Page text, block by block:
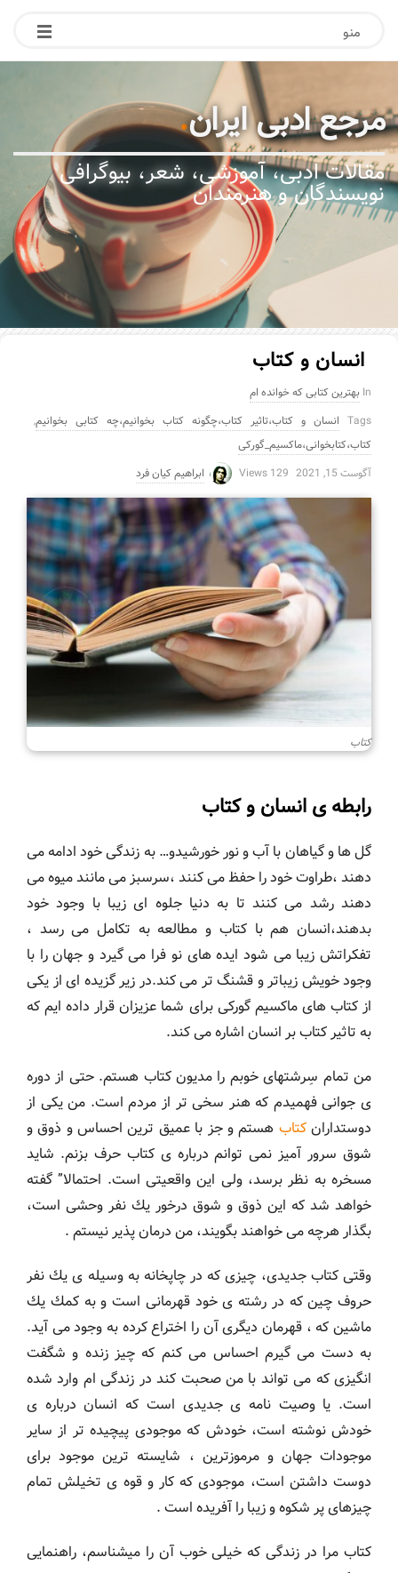
منو
مرجع ادبی ایران.
مقالات ادبی، آموزشی، شعر، بیوگرافی
نویسندگان و هنرمندان
انسان و کتاب
In بهترین کتابی که خوانده ام
Tags انسان و کتاب،تاثیر کتاب،چگونه کتاب بخوانیم،چه کتابی بخوانیم,
کتاب،کتابخوانی،ماکسیم_گورکی
آگوست 15, 2021
129 Views ابراهیم کیان فرد
کتاب
رابطه ی انسان و کتاب
گل ها و گیاهان با آب و نور خورشیدو… به زندگی خود ادامه می
دهند ،طراوت خود را حفظ می کنند ،سرسبز می مانند میوه می
دهند رشد می کنند تا به دنیا جلوه ای زیبا با وجود خود
بدهند،انسان هم با کتاب و مطالعه به تکامل می رسد ،
تفکراتش زیبا می شود ایده های نو فرا می گیرد و جهان را با
وجود خویش زیباتر و قشنگ تر می کند.در زیر گزیده ای از یکی
از کتاب های ماکسیم گورکی برای شما عزیزان قرار داده ایم که
به تاثیر کتاب بر انسان اشاره می کند.
من تمام سِرشتهای خوبم را مدیون کتاب هستم. حتی از دوره
ی جوانی فهمیدم که هنر سخی تر از مردم است. من یکی از
دوستدارانکتاب هستم و جز با عمیق ترین احساس و ذوق و
شوق سرور آمیز نمی توانم درباره ی کتاب حرف بزنم. شاید
مسخره به نظر برسد، ولی این واقعیتی است. احتمالا” گفته
خواهد شد که این ذوق و شوق درخور يك نفر وحشی است،
بگذار هرچه می خواهند بگویند، من درمان پذیر نیستم .
وقتی کتاب جدیدی، چیزی که در چاپخانه به وسیله ی يك نفر
حروف چین که در رشته ی خود قهرمانی است و به كمك يك
ماشین که ، قهرمان دیگری آن را اختراع کرده به وجود می آید.
به دست می گیرم احساس می کنم که چیز زنده و شگفت
انگیزی که می تواند با من صحبت کند در زندگی ام وارد شده
است. یا وصیت نامه ی جدیدی است که انسان درباره ی
خودش نوشته است، خودش که موجودی پیچیده تر از سایر
موجودات جهان و مرموزترین ، شایسته ترین موجود برای
دوست داشتن است، موجودی که کار و قوه ی تخیلش تمام
چیزهای پر شکوه و زیبا را آفریده است .
کتاب مرا در زندگی که خیلی خوب آن را میشناسم، راهنمایی